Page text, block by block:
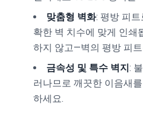
맞춤형 벽화: 평방 피
확한 벽 치수에 맞게 인쇄
하지 않고—벽의 평방 피
금속성 및 특수 벽지:
러나므로 깨끗한 이음새
하세요.